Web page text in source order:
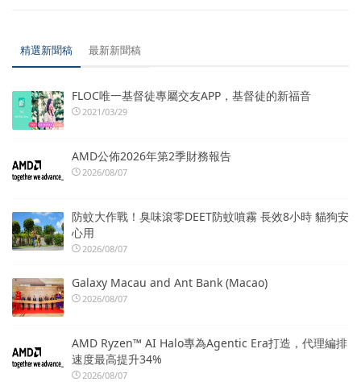
精選新聞稿 最新新聞稿
FLOC唯一基督徒專屬交友APP，基督徒的新福音
2021/03/29
AMD公佈2026年第2季財務報告
2026/08/07
防蚊大作戰！臭味滾零DEET防蚊噴霧 長效8小時 貓狗安
心用
2026/08/07
Galaxy Macau and Ant Bank (Macao)
2026/08/07
AMD Ryzen™ AI Halo專為Agentic Era打造，代理編排
速度最高提升34%
2026/08/07